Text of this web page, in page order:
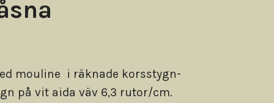
mouline i räknade korsstygn-
på vit aida väv 6,3 rutor/cm.